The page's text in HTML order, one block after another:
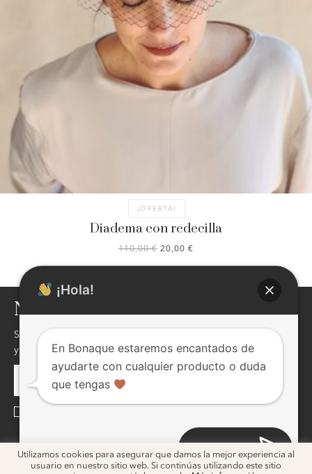
¡OFERTA!
AGOTADO
Diadema con redecilla
110,00€ EL
ORIGINAL
20,00 €
ACTUAL
NEWSLETTER
Si quieres enterarte de nuestras novedades,descuentos,eventos
y mucho más ! inscribite, seguro te va a interesar !
ig ig
2026 © Bonaque. DiseñoMelon Blanc
Utilizamos cookies para asegurar que damos la mejor experiencia al
usuario en nuestro sitio web. Si continúas utilizando este sitio
Abrir chat
¡Hola!
En Bonaque estaremos encantados de
ayudarte con cualquier producto o duda
que tengas